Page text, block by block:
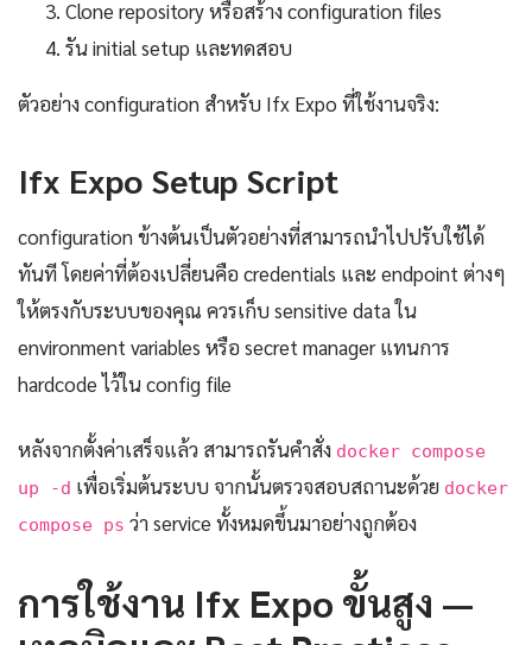
Clone repository หรือสร้าง configuration files
รัน initial setup และทดสอบ
ตัวอย่าง configuration สำหรับ Ifx Expo ที่ใช้งานจริง:
Ifx Expo Setup Script
configuration ข้างต้นเป็นตัวอย่างที่สามารถนำไปปรับใช้ได้
ทันที โดยค่าที่ต้องเปลี่ยนคือ credentials และ endpoint ต่างๆ
ให้ตรงกับระบบของคุณ ควรเก็บ sensitive data ใน
environment variables หรือ secret manager แทนการ
hardcode ไว้ใน config file
หลังจากตั้งค่าเสร็จแล้ว สามารถรันคำสั่ง docker compose
up -d เพื่อเริ่มต้นระบบ จากนั้นตรวจสอบสถานะด้วย docker
compose ps ว่า service ทั้งหมดขึ้นมาอย่างถูกต้อง
การใช้งาน Ifx Expo ขั้นสูง —